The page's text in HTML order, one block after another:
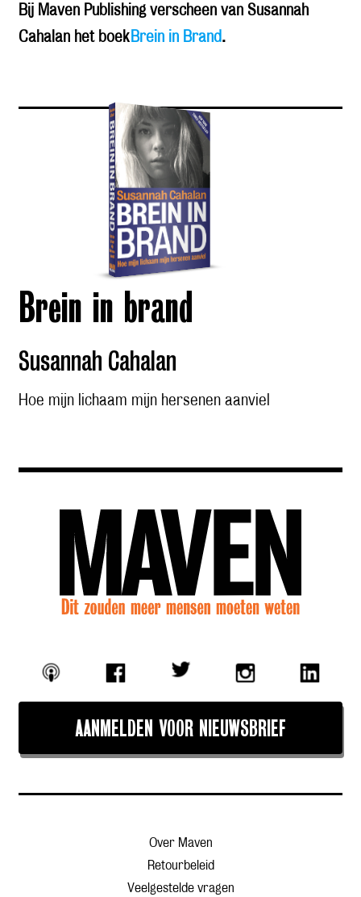
Bij Maven Publishing verscheen van Susannah
Cahalan het boek Brein in Brand.
Brein in brand
Susannah Cahalan
Hoe mijn lichaam mijn hersenen aanviel
AANMELDEN VOOR NIEUWSBRIEF
Over Maven
Retourbeleid
Veelgestelde vragen